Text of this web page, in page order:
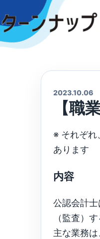
to
content
2023.10.06
【職
※ それぞれ
あります
内容
公認会計
（監査）
主な業務